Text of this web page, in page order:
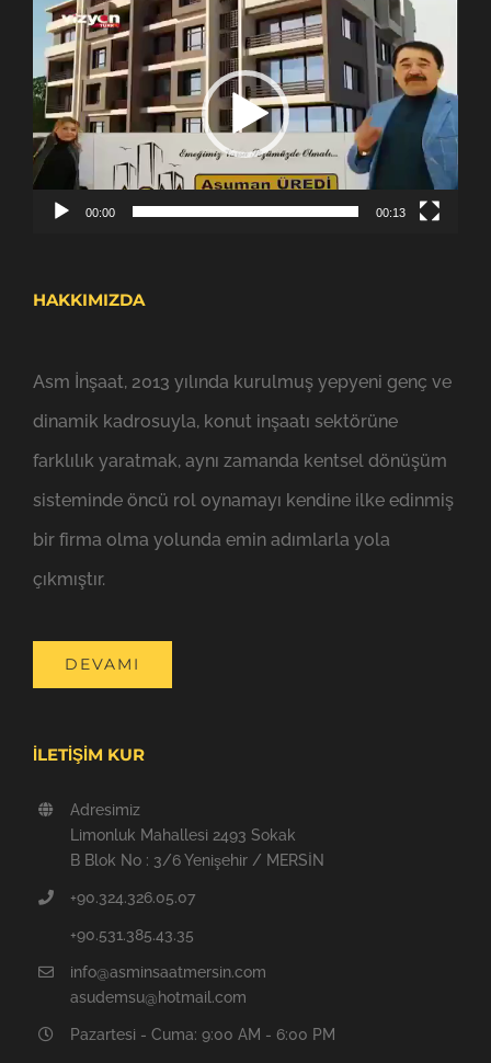
Video
oynatıcı
00:00 00:13
HAKKIMIZDA
Asm İnşaat, 2013 yılında kurulmuş yepyeni genç ve
dinamik kadrosuyla, konut inşaatı sektörüne
farklılık yaratmak, aynı zamanda kentsel dönüşüm
sisteminde öncü rol oynamayı kendine ilke edinmiş
bir firma olma yolunda emin adımlarla yola
çıkmıştır.
DEVAMI
İLETİŞİM KUR
Adresimiz
Limonluk Mahallesi 2493 Sokak
B Blok No : 3/6 Yenişehir / MERSİN
+90.324.326.05.07
+90.531.385.43.35
info@asminsaatmersin.com
asudemsu@hotmail.com
Pazartesi - Cuma: 9:00 AM - 6:00 PM